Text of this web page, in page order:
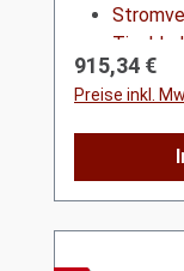
Regulärer
915,34 €
Preise inkl.